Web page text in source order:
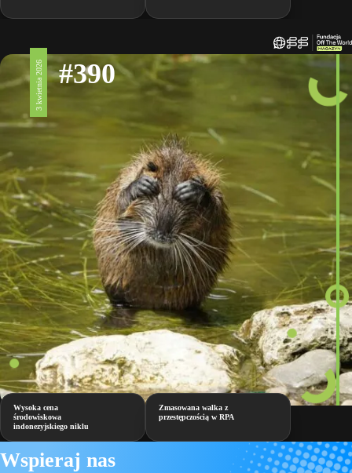
3 kwietnia 2026 #390
Wysoka cena
środowiskowa
indonezyjskiego niklu
Zmasowana walka z
przestępczością w RPA
Wspieraj nas